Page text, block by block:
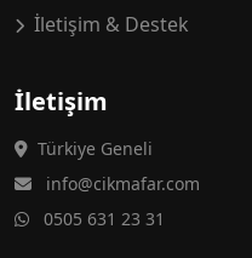
İletişim & Destek
İletişim
Türkiye Geneli
info@cikmafar.com
0505 631 23 31